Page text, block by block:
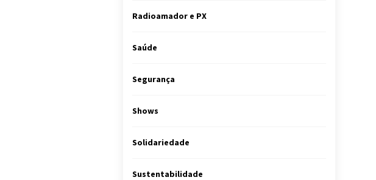
Radioamador e PX
Saúde
Segurança
Shows
Solidariedade
Sustentabilidade